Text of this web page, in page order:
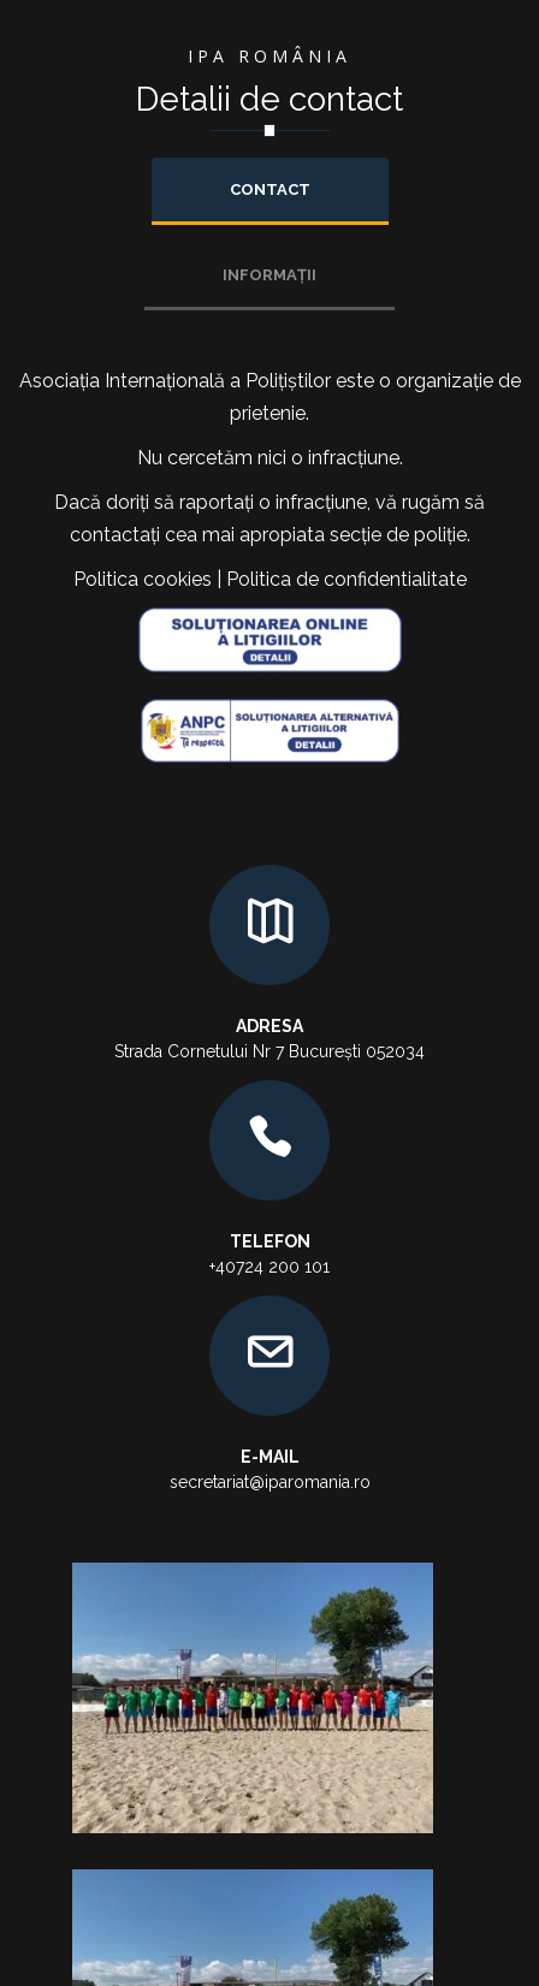
IPA ROMÂNIA
Detalii de contact
CONTACT
INFORMAȚII
Asociația Internațională a Polițiștilor este o organizație de
prietenie.
Nu cercetăm nici o infracțiune.
Dacă doriți să raportați o infracțiune, vă rugăm să
contactați cea mai apropiata secție de poliție.
Politica cookies
Politica de confidentialitate
ADRESA
Strada Cornetului Nr 7 București 052034
TELEFON
+40724 200 101
E-MAIL
secretariat@iparomania.ro